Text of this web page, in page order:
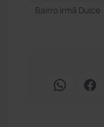
Bairro Irmã Dulce